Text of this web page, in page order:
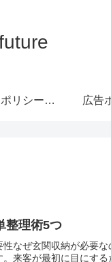
プライバシーポリシー・免責事項 広告
整理術5つ
なぜ玄関収納が必要な
来客が最初に目にする